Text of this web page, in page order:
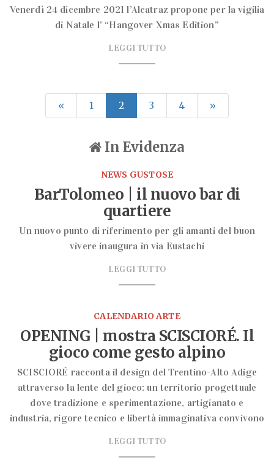
Venerdì 24 dicembre 2021 l’Alcatraz propone per la vigilia
di Natale l’ “Hangover Xmas Edition”
LEGGI TUTTO
« 1 2 3 4 »
In Evidenza
NEWS GUSTOSE
BarTolomeo | il nuovo bar di
quartiere
Un nuovo punto di riferimento per gli amanti del buon
vivere inaugura in via Eustachi
LEGGI TUTTO
CALENDARIO ARTE
OPENING | mostra SCISCIORÉ. Il
gioco come gesto alpino
SCISCIORÉ racconta il design del Trentino-Alto Adige
attraverso la lente del gioco: un territorio progettuale
dove tradizione e sperimentazione, artigianato e
industria, rigore tecnico e libertà immaginativa convivono
LEGGI TUTTO